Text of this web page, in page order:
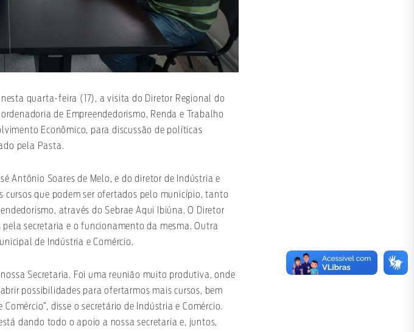
quarta-feira (17), a visita do Diretor Regional do
de Empreendedorismo, Renda e Trabalho
Econômico, para discussão de políticas
pela Pasta.
Antônio Soares de Melo, e do diretor de Indústria e
cursos que podem ser ofertados pelo município, tanto
através do Sebrae Aqui Ibiúna. O Diretor
secretaria e o funcionamento da mesma. Outra
de Indústria e Comércio.
Secretaria. Foi uma reunião muito produtiva, onde
possibilidades para ofertarmos mais cursos, bem
disse o secretário de Indústria e Comércio.
dando todo o apoio a nossa secretaria e, juntos,